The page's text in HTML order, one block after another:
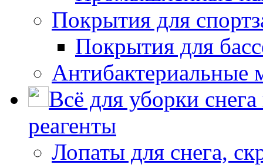
Покрытия для
Покрытия для
Антибактериальные
Всё для уборки
реагенты
Лопаты для снега,